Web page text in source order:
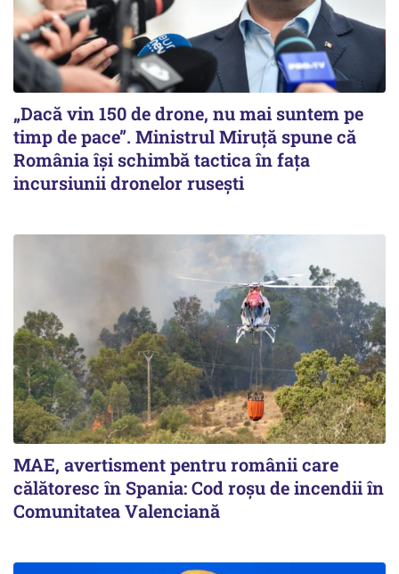
„Dacă vin 150 de drone, nu mai suntem pe
timp de pace”. Ministrul Miruţă spune că
România își schimbă tactica în fața
incursiunii dronelor rusești
MAE, avertisment pentru românii care
călătoresc în Spania: Cod roșu de incendii în
Comunitatea Valenciană